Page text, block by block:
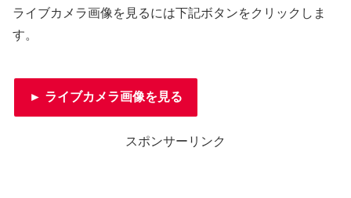
ライブカメラ画像を見るには下記ボタンをクリックしま
す。
► ライブカメラ画像を見る
スポンサーリンク